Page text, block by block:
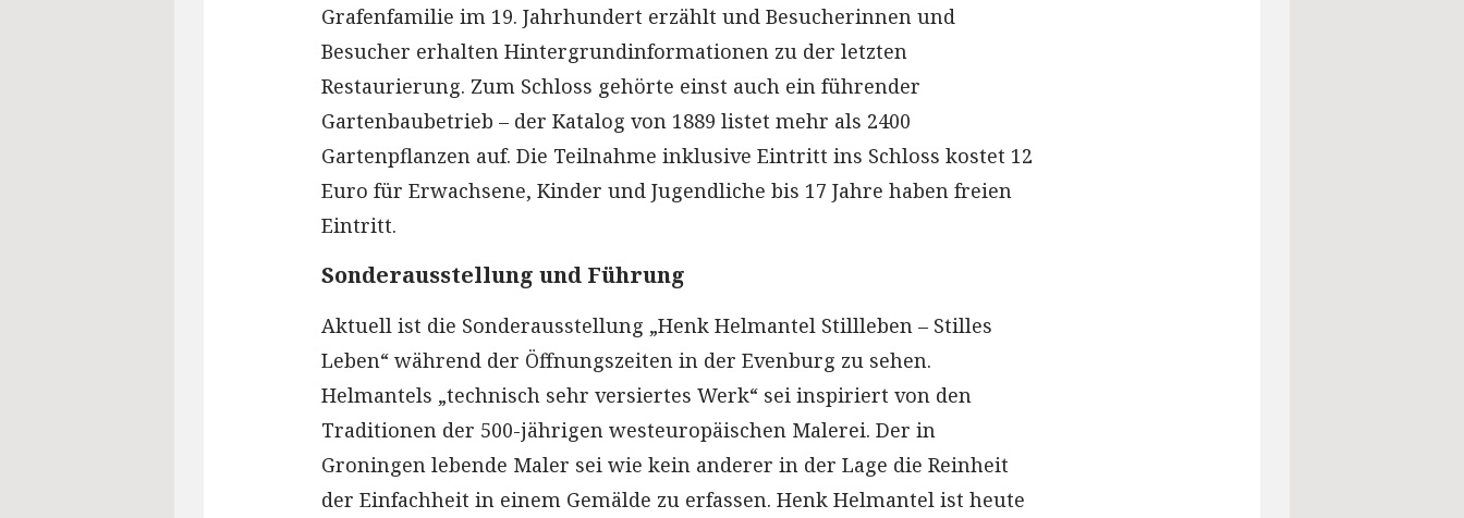
Grafenfamilie im 19. Jahrhundert erzählt und Besucherinnen und
Besucher erhalten Hintergrundinformationen zu der letzten
Restaurierung. Zum Schloss gehörte einst auch ein führender
Gartenbaubetrieb – der Katalog von 1889 listet mehr als 2400
Gartenpflanzen auf. Die Teilnahme inklusive Eintritt ins Schloss kostet 12
Euro für Erwachsene, Kinder und Jugendliche bis 17 Jahre haben freien
Eintritt.
Sonderausstellung und Führung
Aktuell ist die Sonderausstellung „Henk Helmantel Stillleben – Stilles
Leben“ während der Öffnungszeiten in der Evenburg zu sehen.
Helmantels „technisch sehr versiertes Werk“ sei inspiriert von den
Traditionen der 500-jährigen westeuropäischen Malerei. Der in
Groningen lebende Maler sei wie kein anderer in der Lage die Reinheit
der Einfachheit in einem Gemälde zu erfassen. Henk Helmantel ist heute